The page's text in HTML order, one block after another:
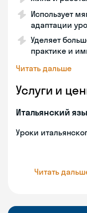
Использует
адаптации
Уделяет
практике и
Читать дальше
Услуги и
Итальянский
Уроки
Читать